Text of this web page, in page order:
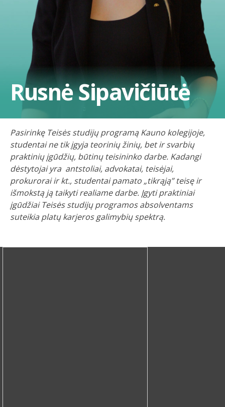
Rusnė Sipavičiūtė
Pasirinkę Teisės studijų programą Kauno kolegijoje,
studentai ne tik įgyja teorinių žinių, bet ir svarbių
praktinių įgūdžių, būtinų teisininko darbe. Kadangi
dėstytojai yra antstoliai, advokatai, teisėjai,
prokurorai ir kt., studentai pamato „tikrąją” teisę ir
išmokstą ją taikyti realiame darbe. Įgyti praktiniai
įgūdžiai Teisės studijų programos absolventams
suteikia platų karjeros galimybių spektrą.